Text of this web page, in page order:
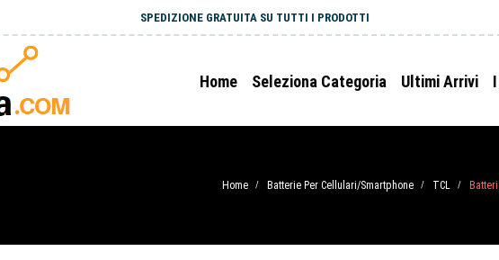
SPEDIZIONE GRATUITA SU TUTTI I PRODOTTI
Home Seleziona Categoria Ultimi Arrivi
Home / Batterie Per Cellulari/Smartphone / TCL /